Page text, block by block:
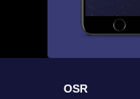
OSR